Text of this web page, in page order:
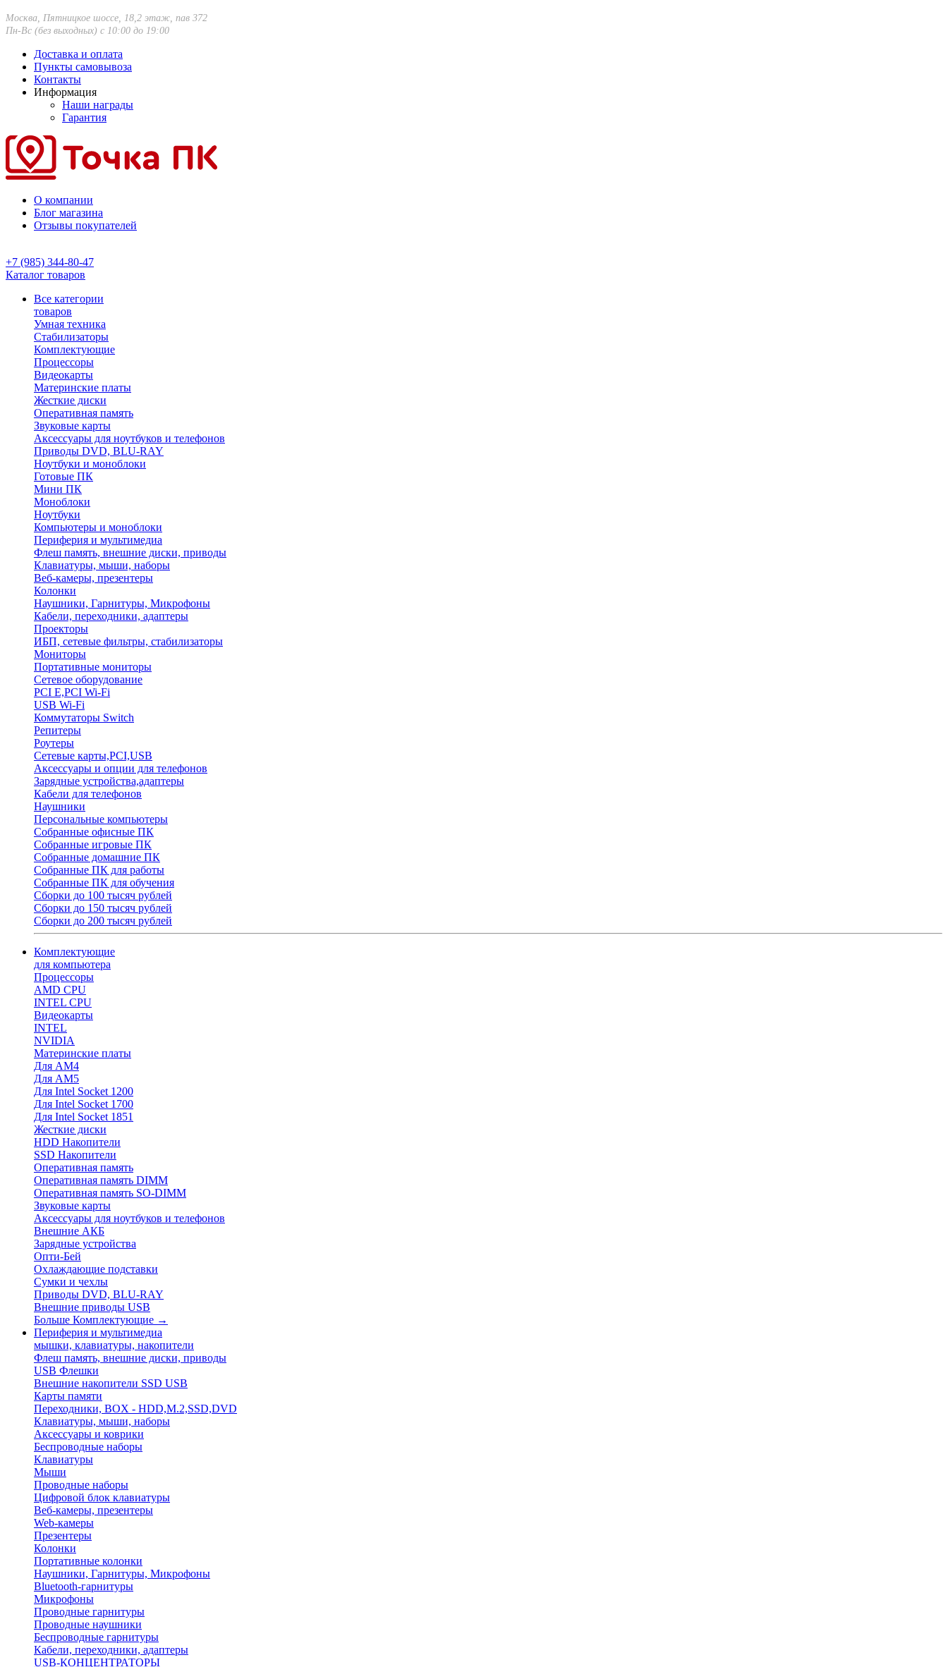
Москва, Пятницкое шоссе, 18,2 этаж, пав 372
Пн-Вс (без выходных) с 10:00 до 19:00
Доставка и оплата
Пункты самовывоза
Контакты
Информация
Наши награды
Гарантия
О компании
Блог магазина
Отзывы покупателей
+7 (985) 344-80-47
Каталог товаров
Все категории
товаров
Умная техника
Стабилизаторы
Комплектующие
Процессоры
Видеокарты
Материнские платы
Жесткие диски
Оперативная память
Звуковые карты
Аксессуары для ноутбуков и телефонов
Приводы DVD, BLU-RAY
Ноутбуки и моноблоки
Готовые ПК
Мини ПК
Моноблоки
Ноутбуки
Компьютеры и моноблоки
Периферия и мультимедиа
Флеш память, внешние диски, приводы
Клавиатуры, мыши, наборы
Веб-камеры, презентеры
Колонки
Наушники, Гарнитуры, Микрофоны
Кабели, переходники, адаптеры
Проекторы
ИБП, сетевые фильтры, стабилизаторы
Мониторы
Портативные мониторы
Сетевое оборудование
PCI E,PCI Wi-Fi
USB Wi-Fi
Коммутаторы Switch
Репитеры
Роутеры
Сетевые карты,PCI,USB
Аксессуары и опции для телефонов
Зарядные устройства,адаптеры
Кабели для телефонов
Наушники
Персональные компьютеры
Собранные офисные ПК
Собранные игровые ПК
Собранные домашние ПК
Собранные ПК для работы
Собранные ПК для обучения
Сборки до 100 тысяч рублей
Сборки до 150 тысяч рублей
Сборки до 200 тысяч рублей
Комплектующие
для компьютера
Процессоры
AMD CPU
INTEL CPU
Видеокарты
INTEL
NVIDIA
Материнские платы
Для AM4
Для AM5
Для Intel Socket 1200
Для Intel Socket 1700
Для Intel Socket 1851
Жесткие диски
HDD Накопители
SSD Накопители
Оперативная память
Оперативная память DIMM
Оперативная память SO-DIMM
Звуковые карты
Аксессуары для ноутбуков и телефонов
Внешние АКБ
Зарядные устройства
Опти-Бей
Охлаждающие подставки
Сумки и чехлы
Приводы DVD, BLU-RAY
Внешние приводы USB
Больше Комплектующие →
Периферия и мультимедиа
мышки, клавиатуры, накопители
Флеш память, внешние диски, приводы
USB Флешки
Внешние накопители SSD USB
Карты памяти
Переходники, BOX - HDD,M.2,SSD,DVD
Клавиатуры, мыши, наборы
Аксессуары и коврики
Беспроводные наборы
Клавиатуры
Мыши
Проводные наборы
Цифровой блок клавиатуры
Веб-камеры, презентеры
Web-камеры
Презентеры
Колонки
Портативные колонки
Наушники, Гарнитуры, Микрофоны
Bluetooth-гарнитуры
Микрофоны
Проводные гарнитуры
Проводные наушники
Беспроводные гарнитуры
Кабели, переходники, адаптеры
USB-КОНЦЕНТРАТОРЫ